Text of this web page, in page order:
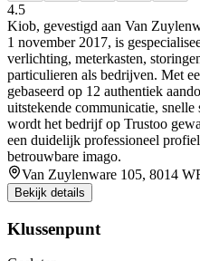
4.5
Kiob, gevestigd aan Van
1 november 2017, is
verlichting, meterkasten,
particulieren als bedrijven. Met
gebaseerd op 12 authentiek
uitstekende communicatie,
wordt het bedrijf op Trustoo
een duidelijk professioneel
betrouwbare imago.
Van Zuylenware 105, 8014
Bekijk details
Klussenpunt